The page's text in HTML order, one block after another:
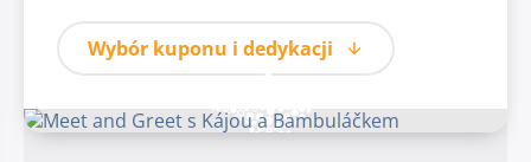
Wybór kuponu i dedykacji